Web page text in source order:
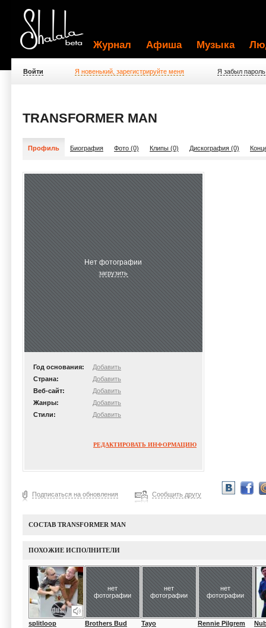
Журнал Афиша Музыка
Войти Я новенький, зарегистрируйте меня Я забыл пароль
TRANSFORMER MAN
Профиль Биография Фото (0) Клипы (0) Дискография (0)
Нет фотографии
загрузить
Год основания:
Добавить
Страна:
Добавить
Веб-сайт:
Добавить
Жанры:
Добавить
Стили:
Добавить
РЕДАКТИРОВАТЬ ИНФОРМАЦИЮ
Подписаться на обновления Сообщить другу
СОСТАВ TRANSFORMER MAN
ПОХОЖИЕ ИСПОЛНИТЕЛИ
splitloop
нет
фотографии
Brothers Bud
нет
фотографии
Tayo
нет
фотографии
Rennie Pilgrem